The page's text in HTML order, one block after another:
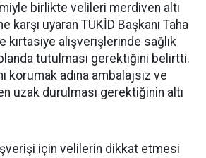
birlikte velileri merdiven altı
karşı uyaran TÜKİD Başkanı Taha
kırtasiye alışverişlerinde sağlık
tutulması gerektiğini belirtti.
korumak adına ambalajsız ve
uzak durulması gerektiğinin altı
için velilerin dikkat etmesi